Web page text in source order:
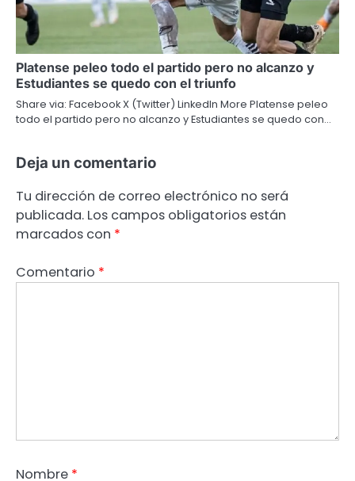
Platense peleo todo el partido pero no alcanzo y
Estudiantes se quedo con el triunfo
Share via: Facebook X (Twitter) LinkedIn More Platense peleo
todo el partido pero no alcanzo y Estudiantes se quedo con…
Deja un comentario
Tu dirección de correo electrónico no será
publicada. Los campos obligatorios están
marcados con *
Comentario *
Nombre *